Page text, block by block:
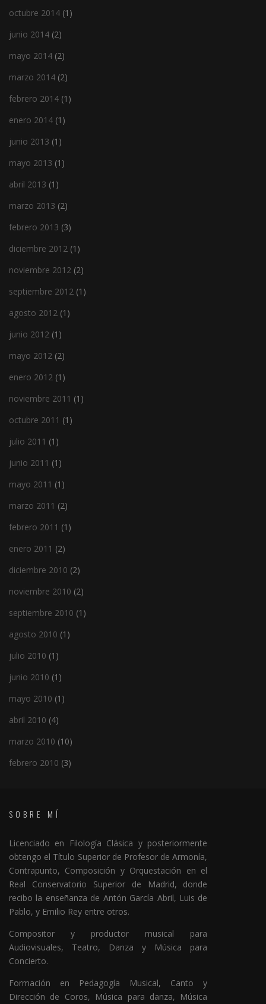
octubre 2014 (1)
junio 2014 (2)
mayo 2014 (2)
marzo 2014 (2)
febrero 2014 (1)
enero 2014 (1)
junio 2013 (1)
mayo 2013 (1)
abril 2013 (1)
marzo 2013 (2)
febrero 2013 (3)
diciembre 2012 (1)
noviembre 2012 (2)
septiembre 2012 (1)
agosto 2012 (1)
junio 2012 (1)
mayo 2012 (2)
enero 2012 (1)
noviembre 2011 (1)
octubre 2011 (1)
julio 2011 (1)
junio 2011 (1)
mayo 2011 (1)
marzo 2011 (2)
febrero 2011 (1)
enero 2011 (2)
diciembre 2010 (2)
noviembre 2010 (2)
septiembre 2010 (1)
agosto 2010 (1)
julio 2010 (1)
junio 2010 (1)
mayo 2010 (1)
abril 2010 (4)
marzo 2010 (10)
febrero 2010 (3)
SOBRE MÍ
Licenciado en Filología Clásica y posteriormente
obtengo el Título Superior de Profesor de Armonía,
Contrapunto, Composición y Orquestación en el
Real Conservatorio Superior de Madrid, donde
recibo la enseñanza de Antón García Abril, Luis de
Pablo, y Emilio Rey entre otros.
Compositor y productor musical para
Audiovisuales, Teatro, Danza y Música para
Concierto.
Formación en Pedagogía Musical, Canto y
Dirección de Coros, Música para danza, Música